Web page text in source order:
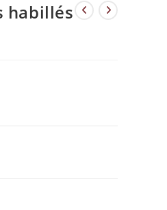
habillés